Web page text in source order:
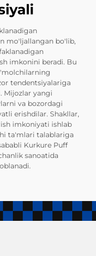
mo'ljallangan bo'lib,
imkonini beradi. Bu
tendentsiyalariga
Mijozlar yangi
va bozordagi
erishdilar. Shakllar,
imkoniyati ishlab
ta'mlari talablariga
Kurkure Puff
sanoatida